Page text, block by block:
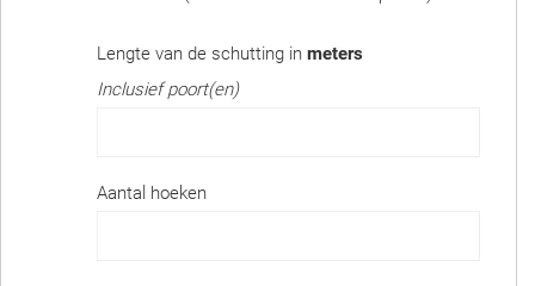
Lengte van de schutting in meters
Inclusief poort(en)
Aantal hoeken